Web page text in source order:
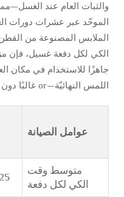
والثبات العام عند
الموحّد عبر عشرات دورات
الكي لكل دفعة غسيل، فإن
اللمس النهائيّة—or غالبًا دون الحاجة إلى أي كي على الإطلاق.
عوامل الصيانة
متوسط وقت
الكي لكل دفعة
25